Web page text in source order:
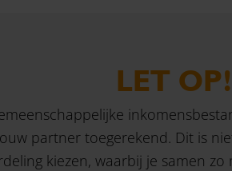
LET OP!
partner toegerekend. Dit is
kiezen, waarbij je samen